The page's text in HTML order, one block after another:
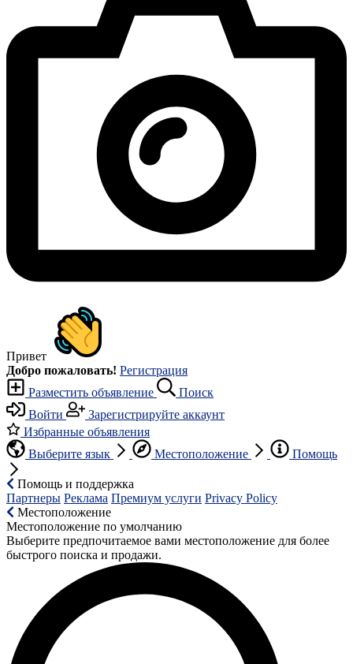
Привет
Добро пожаловать! Регистрация
Разместить объявление
Поиск
Войти
Зарегистрируйте аккаунт
Избранные объявления
Выберите язык
Местоположение Помощь
Помощь и поддержка
Партнеры Реклама Премиум услуги Privacy Policy
Местоположение
Местоположение по умолчанию
Выберите предпочитаемое вами местоположение для более
быстрого поиска и продажи.